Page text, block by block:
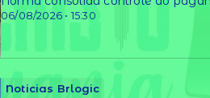
06/08/2026 • 15:30
Noticias Brlogic